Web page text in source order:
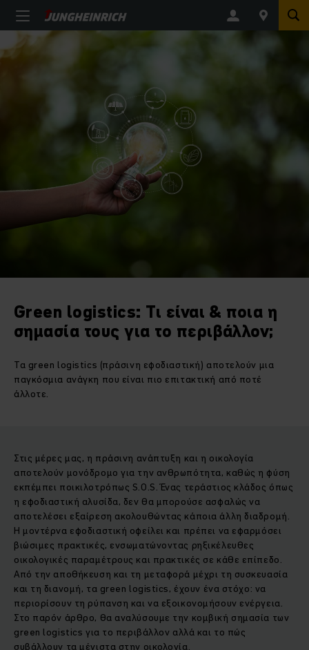
Green logistics: Τι είναι & ποια η
σημασία τους για το περιβάλλον;
Τα green logistics (πράσινη εφοδιαστική) αποτελούν μια
παγκόσμια ανάγκη που είναι πιο επιτακτική από ποτέ
άλλοτε.
Στις μέρες μας, η πράσινη ανάπτυξη και η οικολογία
αποτελούν μονόδρομο για την ανθρωπότητα, καθώς η φύση
εκπέμπει ποικιλοτρόπως S.O.S. Ένας τεράστιος κλάδος όπως
η εφοδιαστική αλυσίδα, δεν θα μπορούσε ασφαλώς να
αποτελέσει εξαίρεση ακολουθώντας κάποια άλλη διαδρομή.
Η μοντέρνα εφοδιαστική οφείλει και πρέπει να εφαρμόσει
βιώσιμες πρακτικές, ενσωματώνοντας ρηξικέλευθες
οικολογικές παραμέτρους και πρακτικές σε κάθε επίπεδο.
Από την αποθήκευση και τη μεταφορά μέχρι τη συσκευασία
και τη διανομή, τα green logistics, έχουν ένα στόχο: να
περιορίσουν τη ρύπανση και να εξοικονομήσουν ενέργεια.
Στο παρόν άρθρο, θα αναλύσουμε την κομβική σημασία των
green logistics για το περιβάλλον αλλά και το πώς
συβάλλουν τα μέγιστα στην οικολογία.